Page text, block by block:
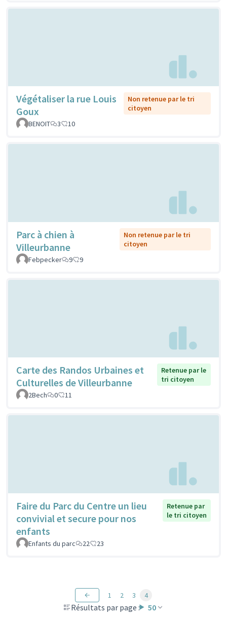
Végétaliser la rue Louis
Goux
Non retenue par le tri
citoyen
BENOIT
3 10
Parc à chien à
Villeurbanne
Non retenue par le tri
citoyen
Febpecker
9 9
Carte des Randos Urbaines et
Culturelles de Villeurbanne
Retenue par le
tri citoyen
2Bech
0 11
Faire du Parc du Centre un lieu
convivial et secure pour nos
enfants
Retenue par
le tri citoyen
Enfants du parc 22 23
Résultats par page : 50
1 2 3 4